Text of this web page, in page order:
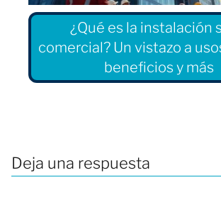
¿Qué es la instalación
comercial? Un vistazo a
beneficios y más
Deja una respuesta